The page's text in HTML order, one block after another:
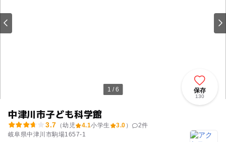
1 / 6
中津川市子ども科学館
3.7 （幼児 4.1小学生 3.0 ） 2件
岐阜県中津川市駒場1657-1
保存
130